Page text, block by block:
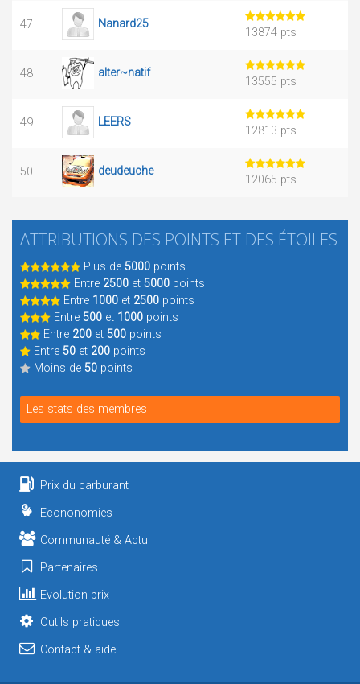
47 Nanard25
13874 pts
48 alter~natif
13555 pts
49 LEERS
12813 pts
50 deudeuche
12065 pts
ATTRIBUTIONS DES POINTS ET DES ÉTOILES
Plus de 5000 points
Entre 2500 et 5000 points
Entre 1000 et 2500 points
Entre 500 et 1000 points
Entre 200 et 500 points
Entre 50 et 200 points
Moins de 50 points
Les stats des membres
Prix du carburant
Econonomies
Communauté & Actu
Partenaires
Evolution prix
Outils pratiques
Contact & aide